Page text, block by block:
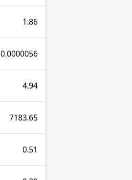
1.86
0.0000056
4.94
7183.65
0.51